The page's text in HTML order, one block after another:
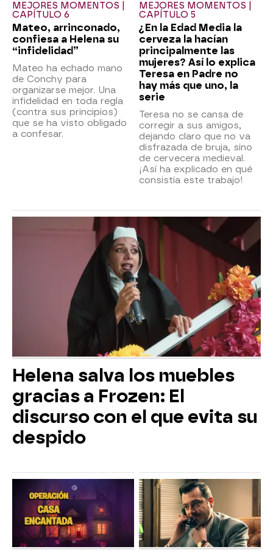
MEJORES MOMENTOS |
CAPÍTULO 6
Mateo, arrinconado,
confiesa a Helena su
“infidelidad”
Mateo ha echado mano
de Conchy para
organizarse mejor. Una
infidelidad en toda regla
(contra sus principios)
que se ha visto obligado
a confesar.
MEJORES MOMENTOS |
CAPÍTULO 5
¿En la Edad Media la
cerveza la hacían
principalmente las
mujeres? Así lo explica
Teresa en Padre no
hay más que uno, la
serie
Teresa no se cansa de
corregir a sus amigos,
dejando claro que no va
disfrazada de bruja, sino
de cervecera medieval.
¡Así ha explicado en qué
consistía este trabajo!
Helena salva los muebles
gracias a Frozen: El
discurso con el que evita su
despido